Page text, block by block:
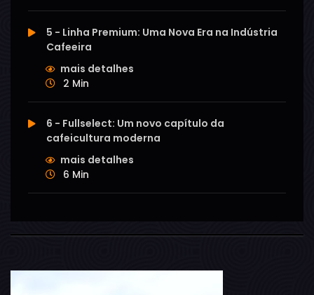
5 - Linha Premium: Uma Nova Era na Indústria
Cafeeira
mais detalhes
2 Min
6 - Fullselect: Um novo capítulo da
cafeicultura moderna
mais detalhes
6 Min